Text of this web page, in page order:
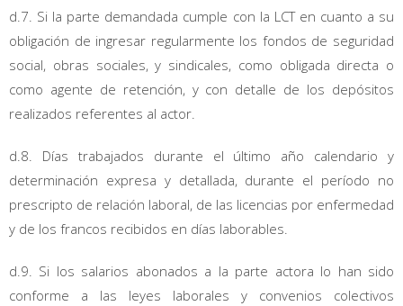
d.7. Si la parte demandada cumple con la LCT en cuanto a su
obligación de ingresar regularmente los fondos de seguridad
social, obras sociales, y sindicales, como obligada directa o
como agente de retención, y con detalle de los depósitos
realizados referentes al actor.
d.8. Días trabajados durante el último año calendario y
determinación expresa y detallada, durante el período no
prescripto de relación laboral, de las licencias por enfermedad
y de los francos recibidos en días laborables.
d.9. Si los salarios abonados a la parte actora lo han sido
conforme a las leyes laborales y convenios colectivos